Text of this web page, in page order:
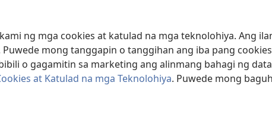
ng mga cookies at katulad na mga teknolohiya. Ang
mong tanggapin o tanggihan ang iba pang
o gagamitin sa marketing ang alinmang bahagi ng
at Katulad na mga Teknolohiya. Puwede mong
of Pennsylvania.